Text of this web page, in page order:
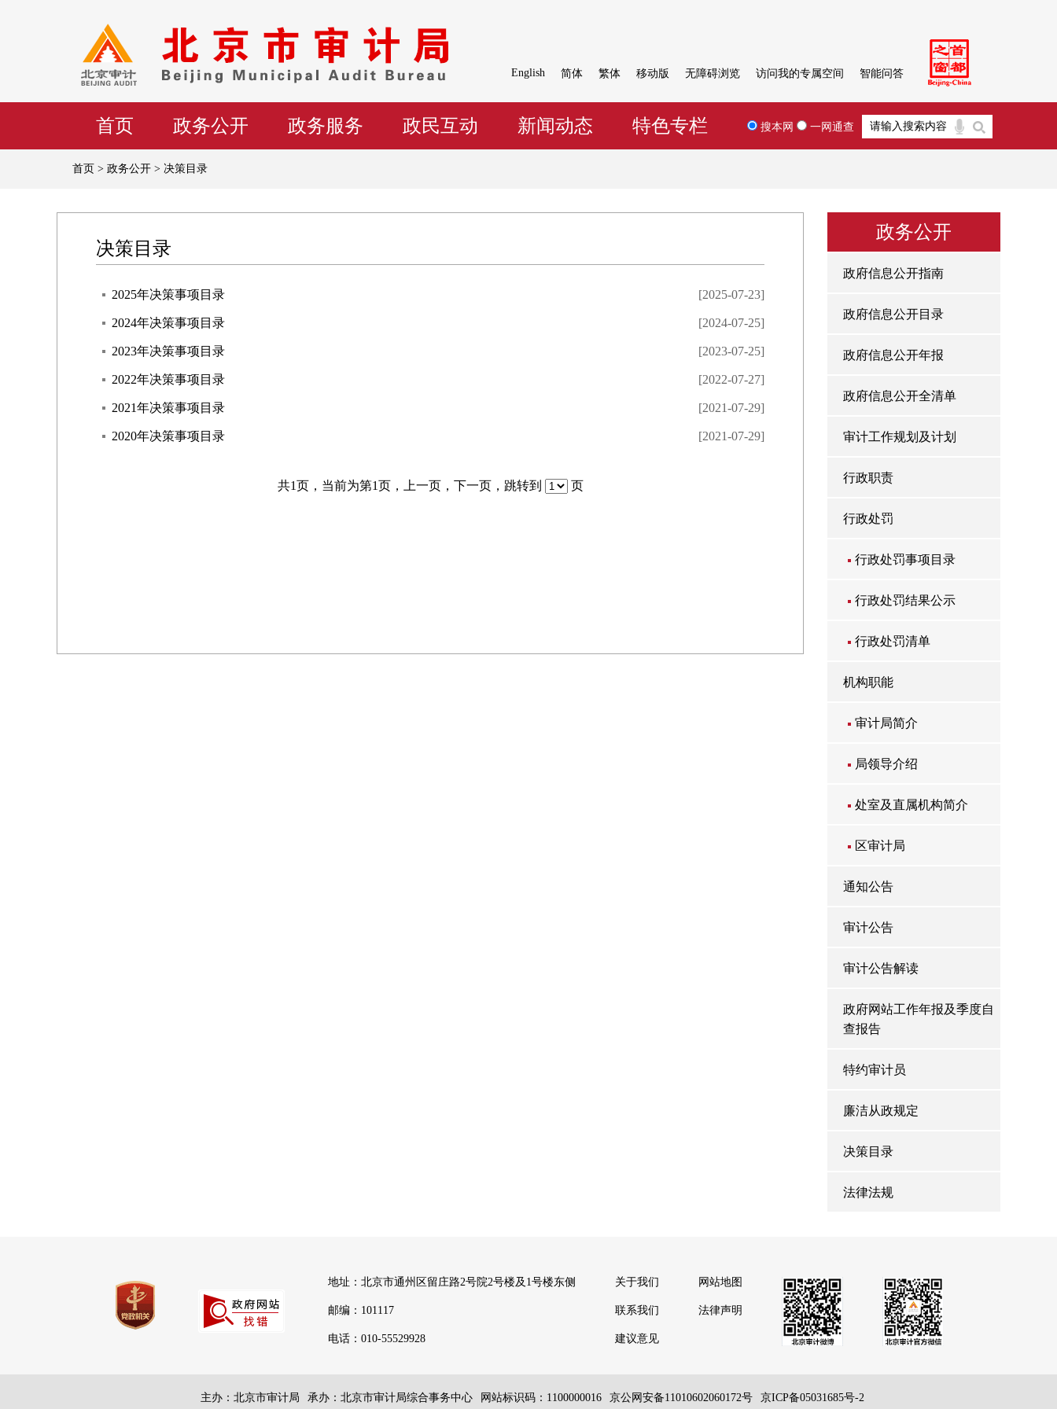
English 简体 繁体 移动版 无障碍浏览 访问我的专属空间 智能问答
首页 政务公开 政务服务 政民互动 新闻动态 特色专栏 搜本网 一网通查
首页 > 政务公开 > 决策目录
决策目录
2025年决策事项目录 [2025-07-23]
2024年决策事项目录 [2024-07-25]
2023年决策事项目录 [2023-07-25]
2022年决策事项目录 [2022-07-27]
2021年决策事项目录 [2021-07-29]
2020年决策事项目录 [2021-07-29]
共1页，当前为第1页， 上一页， 下一页， 跳转到 页
政务公开
政府信息公开指南
政府信息公开目录
政府信息公开年报
政府信息公开全清单
审计工作规划及计划
行政职责
行政处罚
行政处罚事项目录
行政处罚结果公示
行政处罚清单
机构职能
审计局简介
局领导介绍
处室及直属机构简介
区审计局
通知公告
审计公告
审计公告解读
政府网站工作年报及季度自
查报告
特约审计员
廉洁从政规定
决策目录
法律法规
地址：北京市通州区留庄路2号院2号楼及1号楼东侧
邮编：101117
电话：010-55529928
关于我们
联系我们
建议意见
网站地图
法律声明
主办：北京市审计局 承办：北京市审计局综合事务中心 网站标识码：1100000016 京公网安备11010602060172号 京ICP备05031685号-2